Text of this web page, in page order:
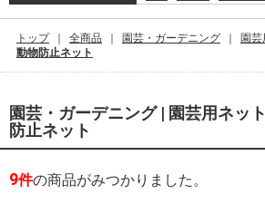
踏み台
空調服 砂利
トップ 全商品 園芸・ガーデニング
園
動物防止ネット
園芸・ガーデニング | 園芸用ネッ
防止ネット
9件の商品がみつかりました。